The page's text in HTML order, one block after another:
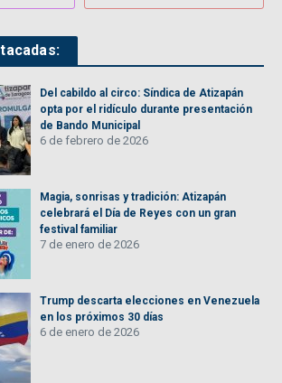
Del cabildo al circo: Síndica de Atizapán
opta por el ridículo durante presentación
de Bando Municipal
6 de febrero de 2026
Magia, sonrisas y tradición: Atizapán
celebrará el Día de Reyes con un gran
festival familiar
7 de enero de 2026
Trump descarta elecciones en Venezuela
en los próximos 30 días
6 de enero de 2026